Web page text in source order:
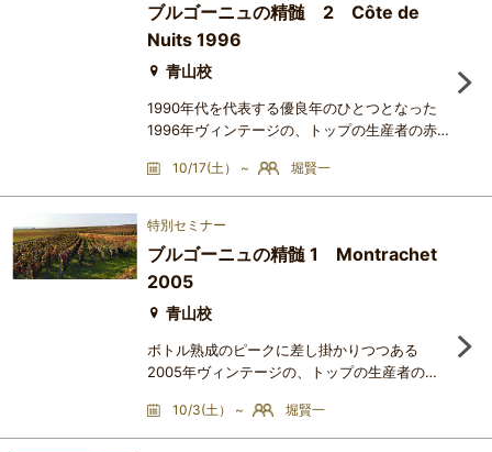
Brion 1989 (RP100) （世界最安値15万円）
Wine
ブルゴーニュの精髄 2 Côte de
Nuits 1996
青山校
1990年代を代表する優良年のひとつとなった
1996年ヴィンテージの、トップの生産者の赤
生産年と生産者、ブドウ畑の個性について検討
します。【ワインリスト】Gevrey-
Chambertin Clos St Jacques 1996 Domaine
Chaudron 1996 Hospices de Beaune /
RouxBonnes-Mares 1996 Georges Roumier
（世界最安値34万円）Clos de Vougeot 1996
10/17(土） ~ 堀賢一
特別セミナー
ブルゴーニュの精髄 1 Montrachet
2005
青山校
ボトル熟成のピークに差し掛かりつつある
2005年ヴィンテージの、トップの生産者のモ
飲し、生産年や生産者、区画に由来する個性に
ついて検討します。2005年は、ブルゴーニュ
10/3(土） ~ 堀賢一